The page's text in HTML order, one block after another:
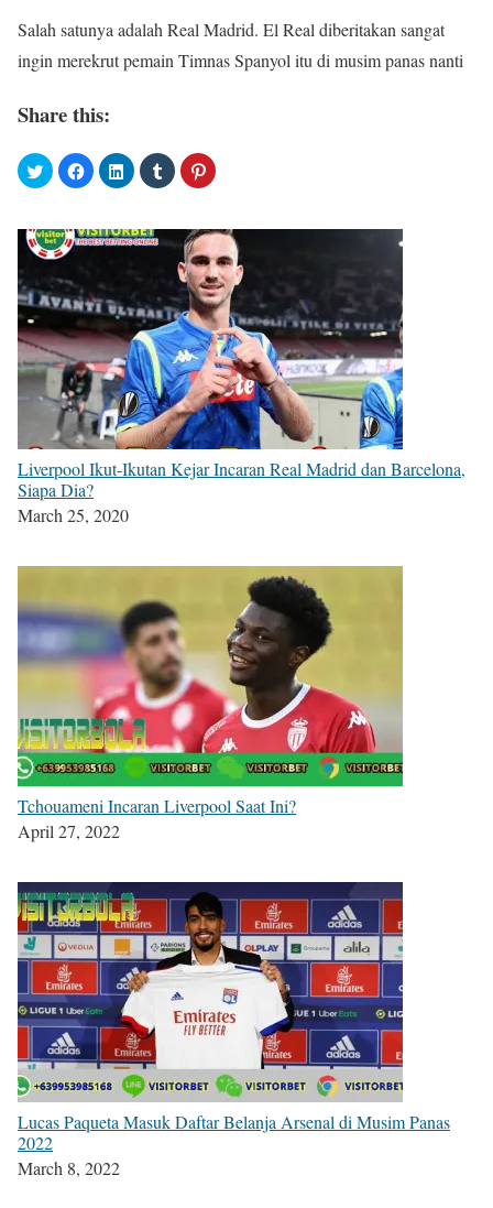
Salah satunya adalah Real Madrid. El Real diberitakan sangat
ingin merekrut pemain Timnas Spanyol itu di musim panas nanti
Share this:
Liverpool Ikut-Ikutan Kejar Incaran Real Madrid dan Barcelona,
Siapa Dia?
March 25, 2020
Tchouameni Incaran Liverpool Saat Ini?
April 27, 2022
Lucas Paqueta Masuk Daftar Belanja Arsenal di Musim Panas
2022
March 8, 2022